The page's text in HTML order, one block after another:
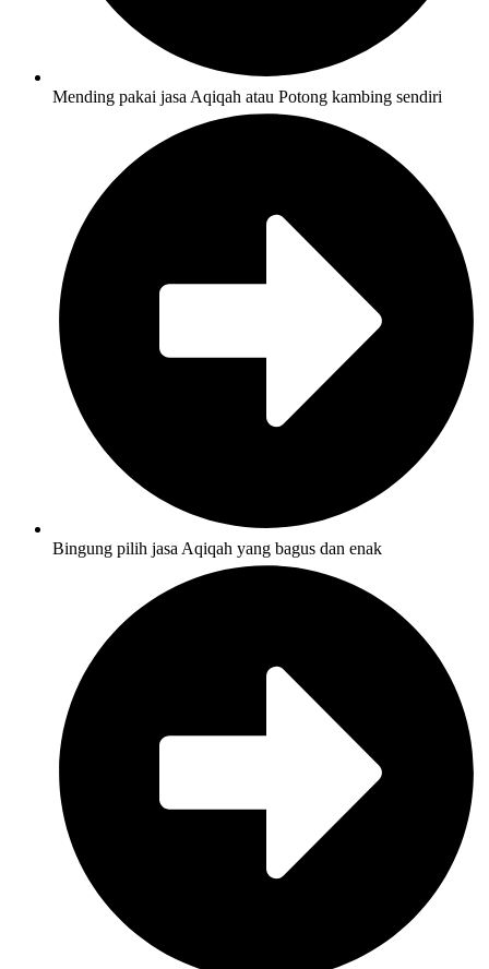
Mending pakai jasa Aqiqah atau Potong kambing sendiri
Bingung pilih jasa Aqiqah yang bagus dan enak